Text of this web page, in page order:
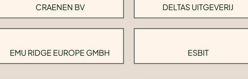
CRAENEN BV DELTAS UITGEVERIJ
EMU RIDGE EUROPE GMBH ESBIT